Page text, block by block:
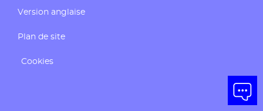
Ouvrir
Version anglaise
Plan de site
Cookies